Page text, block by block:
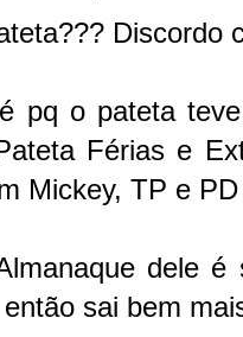
Discordo
pq o pateta
Férias e
Mickey, TP e
dele
sai bem